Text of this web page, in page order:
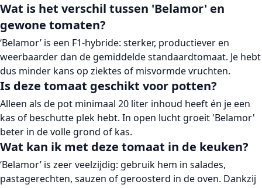
Wat is het verschil tussen 'Belamor' en
gewone tomaten?
‘Belamor’ is een F1-hybride: sterker, productiever en
weerbaarder dan de gemiddelde standaardtomaat. Je hebt
dus minder kans op ziektes of misvormde vruchten.
Is deze tomaat geschikt voor potten?
Alleen als de pot minimaal 20 liter inhoud heeft én je een
kas of beschutte plek hebt. In open lucht groeit 'Belamor'
beter in de volle grond of kas.
Wat kan ik met deze tomaat in de keuken?
‘Belamor’ is zeer veelzijdig: gebruik hem in salades,
pastagerechten, sauzen of geroosterd in de oven. Dankzij